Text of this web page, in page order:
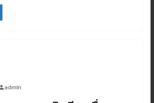
admin